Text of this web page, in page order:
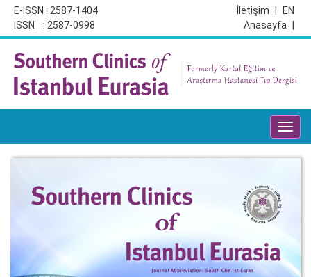
E-ISSN : 2587-1404
ISSN : 2587-0998
EN
İletişim
Anasayfa